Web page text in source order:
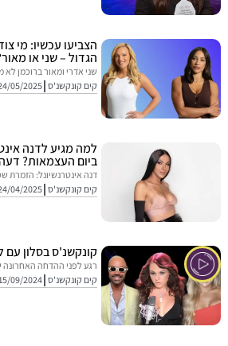
הצביעו עכשיו: מי צודקת
הגדול – שני או מאור?
שני אדרי ומאור ברוכמן לא
קים קונקשנ'ס 24/05/2025
למה מגיע לדנה
ביום העצמאות? דעה
דנה אינטרנשיונל: הזמרת שסללה
קים קונקשנ'ס 24/04/2025
קונקשנ'ס בסלון עם לירון
רגע לפני ההדחה האחרונה של
קים קונקשנ'ס 15/09/2024